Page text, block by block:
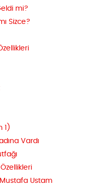
mi?
Sizce?
1)
Vardı
Mustafa Ustam